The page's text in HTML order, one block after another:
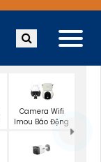
Camera Wifi
Imou Báo Động